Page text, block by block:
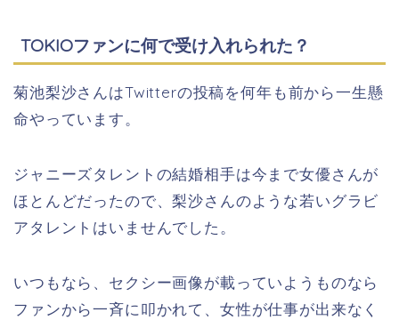
TOKIOファンに何で受け入れられた？
菊池梨沙さんはTwitterの投稿を何年も前から一生懸
命やっています。
ジャニーズタレントの結婚相手は今まで女優さんが
ほとんどだったので、梨沙さんのような若いグラビ
アタレントはいませんでした。
いつもなら、セクシー画像が載っていようものなら
ファンから一斉に叩かれて、女性が仕事が出来なく